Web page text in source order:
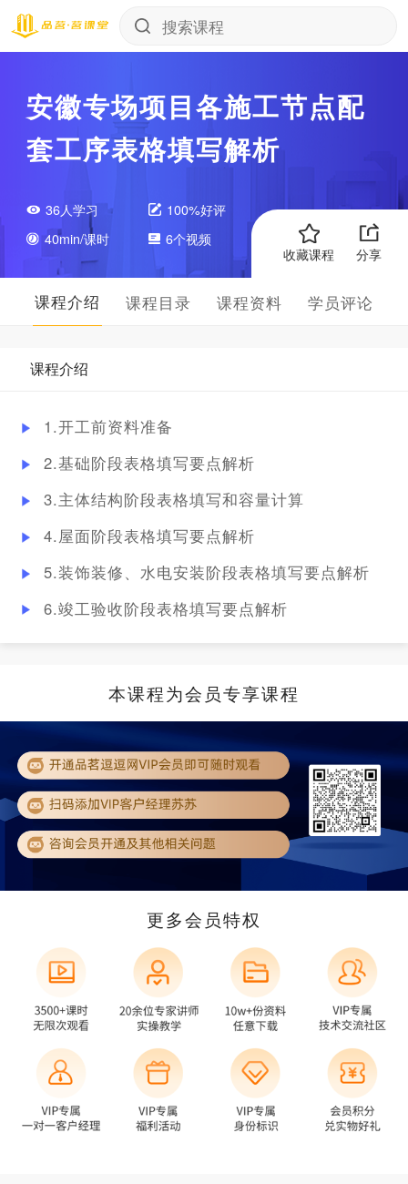
安徽专场项目各施工节点配
套工序表格填写解析
36人学习
100%好评
40min/课时
6个视频
收藏课程
分享
课程介绍 课程目录 课程资料 学员评论
课程介绍
1.开工前资料准备
2.基础阶段表格填写要点解析
3.主体结构阶段表格填写和容量计算
4.屋面阶段表格填写要点解析
5.装饰装修、水电安装阶段表格填写要点解析
6.竣工验收阶段表格填写要点解析
本课程为会员专享课程
更多会员特权